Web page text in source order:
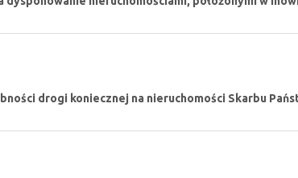
drogi koniecznej na nieruchomości Skarbu